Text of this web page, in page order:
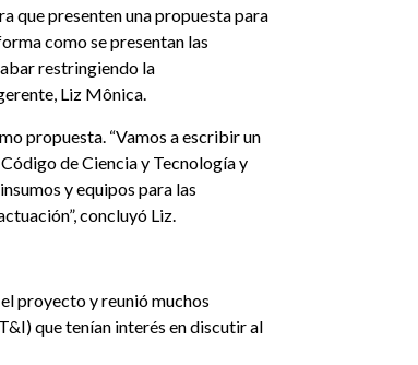
que presenten una propuesta para
como se presentan las
restringiendo la
Liz Mônica.
propuesta. “Vamos a escribir un
de Ciencia y Tecnología y
y equipos para las
concluyó Liz.
proyecto y reunió muchos
que tenían interés en discutir al